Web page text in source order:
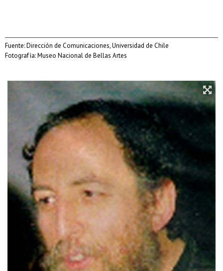
Fuente: Dirección de Comunicaciones, Universidad de Chile
Fotografìa: Museo Nacional de Bellas Artes